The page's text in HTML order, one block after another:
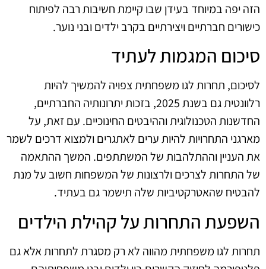
הזה יפה במיוחד בעידן שבו קיימת חשיבות רבה לפיתוח
כישורים חברתיים ויצירתיים בקרב ילדים ובני נוער.
סיכום המגמות לעתיד
לסיכום, תחרות לגו משפחתית צפויה להמשיך להיות
רלוונטית גם בשנת 2025, בזכות יתרונותיה החברתיים,
החדשנות הטכנולוגית וההיבטים החינוכיים. עם זאת, על
מארגני התחרויות להיות ערים לאתגרים ולמצוא דרכים לשמר
את העניין וההתלהבות של המשתתפים. המשך ההתאמה
של התחרות לצרכים ולרצונות של המשפחות חשוב על מנת
להבטיח שהאטרקטיביות שלה תישמר גם בעתיד.
השפעת התחרות על קהילת הילדים
תחרות לגו משפחתית מהווה לא רק מסגרת לתחרות אלא גם